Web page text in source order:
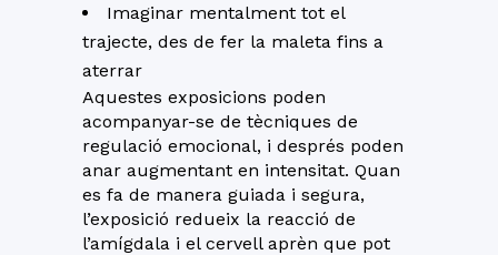
Imaginar mentalment tot el
trajecte, des de fer la maleta fins a
aterrar
Aquestes exposicions poden
acompanyar-se de tècniques de
regulació emocional, i després poden
anar augmentant en intensitat. Quan
es fa de manera guiada i segura,
l’exposició redueix la reacció de
l’amígdala i el cervell aprèn que pot